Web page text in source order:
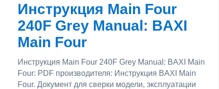
Инструкция Main Four
240F Grey Manual: BAXI
Main Four
Инструкция Main Four 240F Grey Manual: BAXI Main
Four: PDF производителя: Инструкция BAXI Main
Four. Документ для сверки модели, эксплуатации